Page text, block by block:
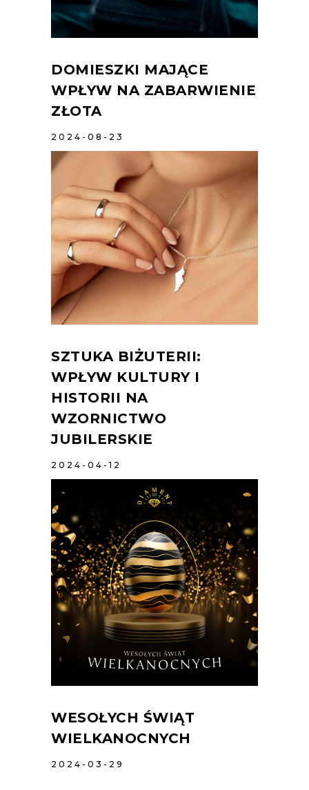
DOMIESZKI MAJĄCE
WPŁYW NA ZABARWIENIE
ZŁOTA
2024-08-23
SZTUKA BIŻUTERII:
WPŁYW KULTURY I
HISTORII NA
WZORNICTWO
JUBILERSKIE
2024-04-12
WESOŁYCH ŚWIĄT
WIELKANOCNYCH
2024-03-29